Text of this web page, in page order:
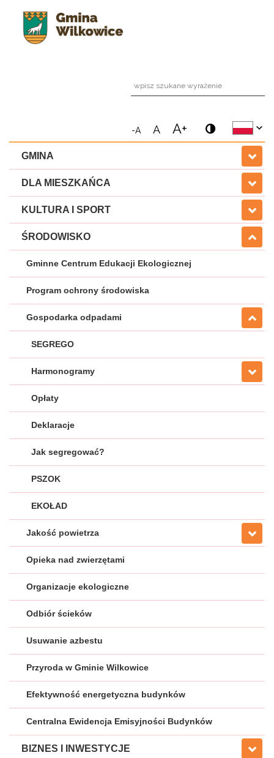
-A A A+
GMINA
DLA MIESZKAŃCA
KULTURA I SPORT
ŚRODOWISKO
Gminne Centrum Edukacji Ekologicznej
Program ochrony środowiska
Gospodarka odpadami
SEGREGO
Harmonogramy
Opłaty
Deklaracje
Jak segregować?
PSZOK
EKOŁAD
Jakość powietrza
Opieka nad zwierzętami
Organizacje ekologiczne
Odbiór ścieków
Usuwanie azbestu
Przyroda w Gminie Wilkowice
Efektywność energetyczna budynków
Centralna Ewidencja Emisyjności Budynków
BIZNES I INWESTYCJE